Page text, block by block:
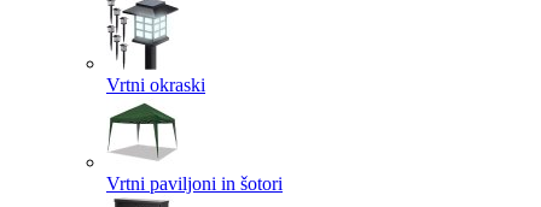
Vrtni okraski
Vrtni paviljoni in šotori